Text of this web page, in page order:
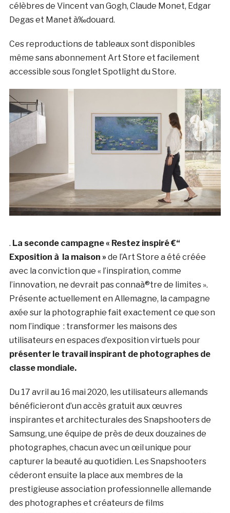
célèbres de Vincent van Gogh, Claude Monet, Edgar
Degas et Manet à‰douard.
Ces reproductions de tableaux sont disponibles
même sans abonnement Art Store et facilement
accessible sous l’onglet Spotlight du Store.
. La seconde campagne « Restez inspiré €“
Exposition à la maison » de l’Art Store a été créée
avec la conviction que « l’inspiration, comme
l’innovation, ne devrait pas connaà®tre de limites ».
Présente actuellement en Allemagne, la campagne
axée sur la photographie fait exactement ce que son
nom l’indique : transformer les maisons des
utilisateurs en espaces d’exposition virtuels pour
présenter le travail inspirant de photographes de
classe mondiale.
Du 17 avril au 16 mai 2020, les utilisateurs allemands
bénéficieront d’un accès gratuit aux œuvres
inspirantes et architecturales des Snapshooters de
Samsung, une équipe de près de deux douzaines de
photographes, chacun avec un œil unique pour
capturer la beauté au quotidien. Les Snapshooters
céderont ensuite la place aux membres de la
prestigieuse association professionnelle allemande
des photographes et créateurs de films